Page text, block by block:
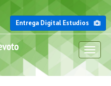
Entrega Digital Estudios